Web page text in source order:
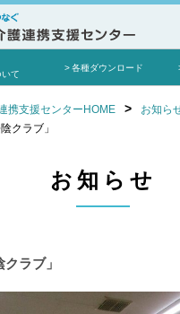
て
各種ダウンロード
携支援センターHOME
お知ら
クラブ」
お知らせ
ラブ」